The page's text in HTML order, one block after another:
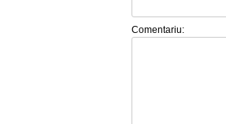
Comentariu: